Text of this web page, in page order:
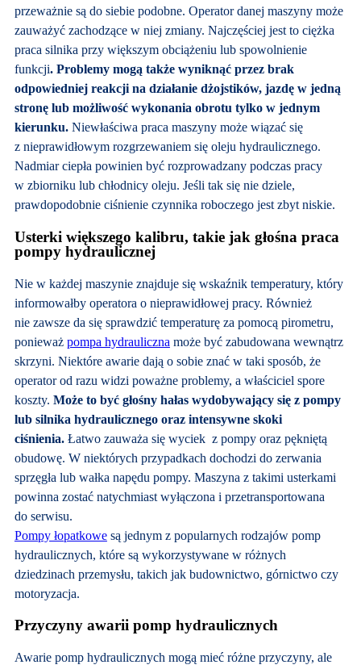
przeważnie są do siebie podobne. Operator danej maszyny może
zauważyć zachodzące w niej zmiany. Najczęściej jest to ciężka
praca silnika przy większym obciążeniu lub spowolnienie
funkcji. Problemy mogą także wyniknąć przez brak
odpowiedniej reakcji na działanie dżojstików, jazdę w jedną
stronę lub możliwość wykonania obrotu tylko w jednym
kierunku.Niewłaściwa praca maszyny może wiązać się
z nieprawidłowym rozgrzewaniem się oleju hydraulicznego.
Nadmiar ciepła powinien być rozprowadzany podczas pracy
w zbiorniku lub chłodnicy oleju. Jeśli tak się nie dziele,
prawdopodobnie ciśnienie czynnika roboczego jest zbyt niskie.
Usterki większego kalibru, takie jak głośna praca
pompy hydraulicznej
Nie w każdej maszynie znajduje się wskaźnik temperatury, który
informowałby operatora o nieprawidłowej pracy. Również
nie zawsze da się sprawdzić temperaturę za pomocą pirometru,
ponieważ pompa hydrauliczna może być zabudowana wewnątrz
skrzyni. Niektóre awarie dają o sobie znać w taki sposób, że
operator od razu widzi poważne problemy, a właściciel spore
koszty. Może to być głośny hałas wydobywający się z pompy
lub silnika hydraulicznego oraz intensywne skoki
ciśnienia.Łatwo zauważa się wyciek z pompy oraz pękniętą
obudowę. W niektórych przypadkach dochodzi do zerwania
sprzęgła lub wałka napędu pompy. Maszyna z takimi usterkami
powinna zostać natychmiast wyłączona i przetransportowana
do serwisu.
Pompy łopatkowesą jednym z popularnych rodzajów pomp
hydraulicznych, które są wykorzystywane w różnych
dziedzinach przemysłu, takich jak budownictwo, górnictwo czy
motoryzacja.
Przyczyny awarii pomp hydraulicznych
Awarie pomp hydraulicznych mogą mieć różne przyczyny, ale